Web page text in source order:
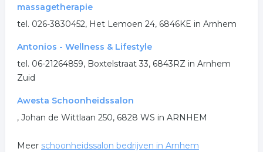
massagetherapie
tel. 026-3830452, Het Lemoen 24, 6846KE in Arnhem
Antonios - Wellness & Lifestyle
tel. 06-21264859, Boxtelstraat 33, 6843RZ in Arnhem
Zuid
Awesta Schoonheidssalon
, Johan de Wittlaan 250, 6828 WS in ARNHEM
Meer schoonheidssalon bedrijven in Arnhem